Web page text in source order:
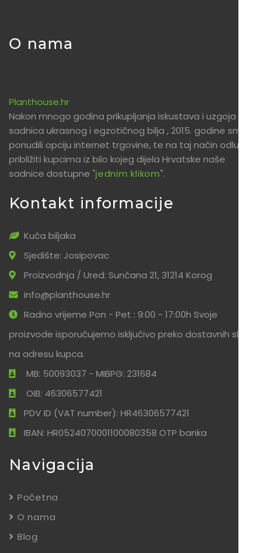
O nama
Planthouse.hr
Nakon mnogo godina prikupljanja iskustava i uzgoja
sadnica ukrasnog i egzotičnog bilja , 2015. godine smo
ponudili opciju internet trgovine, te na taj način odlučili
približiti kupcima iz bilo kojeg dijela Hrvatske naše
sadnice dostupne "jednim klikom".
Kontakt informacije
Kuća biljaka
Sjedište: Josipovac
Proizvodnja / Ured: Sunčana 21, 31214 Korog
info@planthouse.hr
Radno vrijeme Pon - Pet : 9:00 - 17:00h Svoje
proizvode isporučujemo isključivo preko dostavnih službi
na adresu kupca.
MB: 50093037 - MIBPG: 231684
OIB: 46306577421
PDV ID (VAT number): HR46306577421
IBAN: HR0524070001100080358 OTP banka
Navigacija
Početna
O nama
Blog